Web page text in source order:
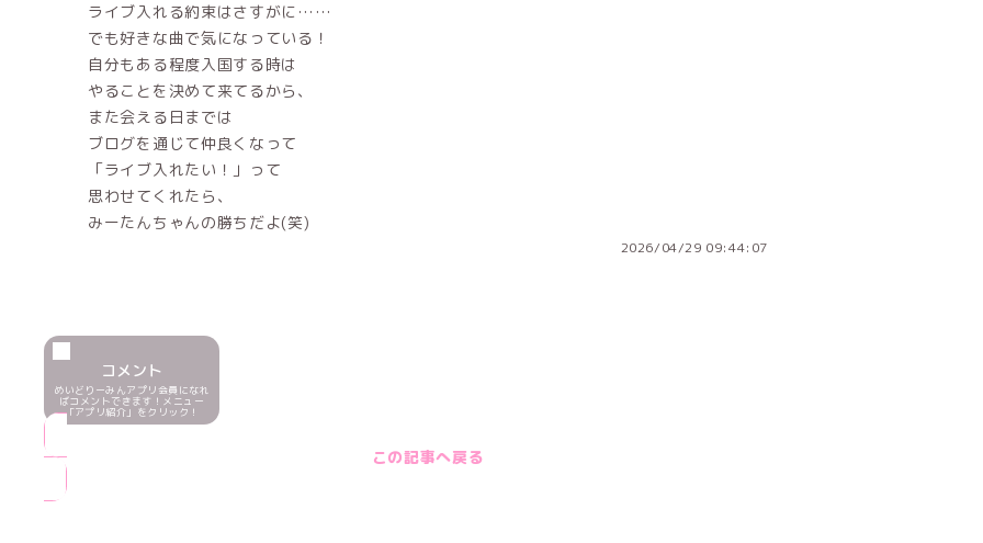
ライブ入れる約束はさすがに……
でも好きな曲で気になっている！
自分もある程度入国する時は
やることを決めて来てるから、
また会える日までは
ブログを通じて仲良くなって
「ライブ入れたい！」って
思わせてくれたら、
みーたんちゃんの勝ちだよ(笑)
2026/04/29 09:44:07
コメント
めいどりーみんアプリ会員になれ
ばコメントできます！メニュー
「アプリ紹介」をクリック！
この記事へ戻る